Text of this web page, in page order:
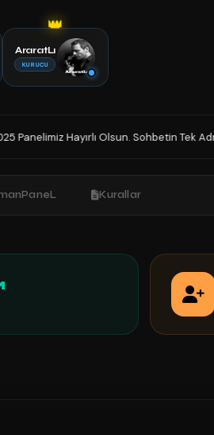
👑
AraratLı
KURUCU
Tek Adresindesiniz İyi Sohbetler. ◆
Kurallar